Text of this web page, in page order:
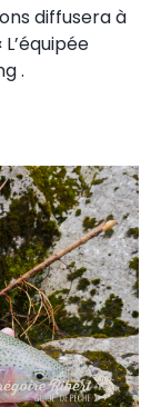
diffusera à
L’équipée
.